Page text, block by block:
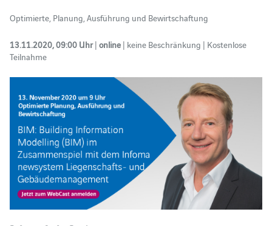
Optimierte, Planung, Ausführung und Bewirtschaftung
13.11.2020, 09:00 Uhr| online | keine Beschränkung | Kostenlose
Teilnahme